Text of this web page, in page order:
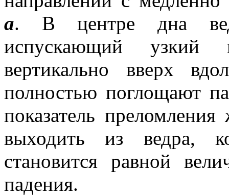
а. В центре дна
испускающий узкий
вертикально вверх
полностью поглощают
показатель
выходить из ведра,
становится равной
падения.